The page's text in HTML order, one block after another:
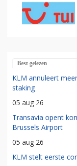
Best gelezen
KLM annuleert
staking
05 aug 26
Transavia opent
Brussels Airport
05 aug 26
KLM stelt eerste